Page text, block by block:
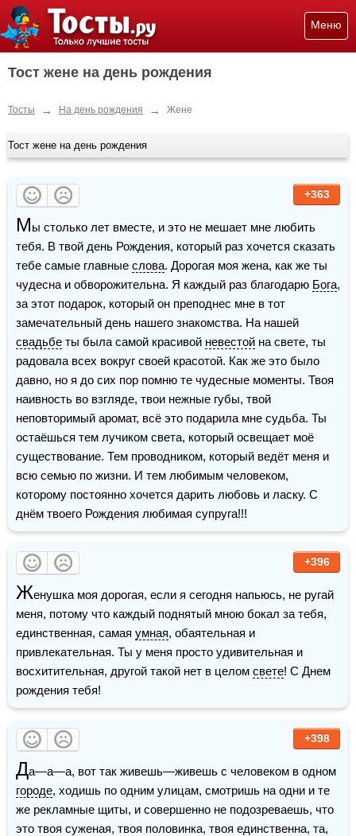
Меню
Тост жене на день рождения
Тосты → На день рождения → Жене
Тост жене на день рождения
+363
Мы столько лет вместе, и это не мешает мне любить
тебя. В твой день Рождения, который раз хочется сказать
тебе самые главные слова. Дорогая моя жена, как же ты
чудесна и обворожительна. Я каждый раз благодарю Бога,
за этот подарок, который он преподнес мне в тот
свадьбе ты была самой красивой невестой на свете, ты
радовала всех вокруг своей красотой. Как же это было
давно, но я до сих пор помню те чудесные моменты. Твоя
наивность во взгляде, твои нежные губы, твой
неповторимый аромат, всё это подарила мне судьба. Ты
остаёшься тем лучиком света, который освещает моё
существование. Тем проводником, который ведёт меня и
всю семью по жизни. И тем любимым человеком,
которому постоянно хочется дарить любовь и ласку. С
днём твоего Рождения любимая супруга!!!
+396
Женушка моя дорогая, если я сегодня напьюсь, не ругай
меня, потому что каждый поднятый мною бокал за тебя,
единственная, самая умная, обаятельная и
привлекательная. Ты у меня просто удивительная и
восхитительная, другой такой нет в целом свете! С Днем
рождения тебя!
+398
Д
городе, ходишь по одним улицам, смотришь на одни и те
же рекламные щиты, и совершенно не подозреваешь, что
это твоя суженая, твоя половинка, твоя единственна, та,